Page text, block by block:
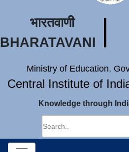
भारतवाणी
BHARATAVANI
Ministry of Education,
Central Institute of
Knowledge through